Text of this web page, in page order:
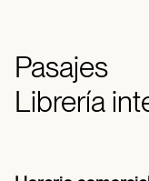
Pasajes
Librería